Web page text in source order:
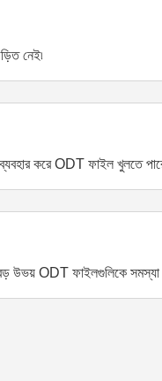
নেই৷
করে ODT ফাইল খুলতে
বড় উভয় ODT ফাইলগুলিকে